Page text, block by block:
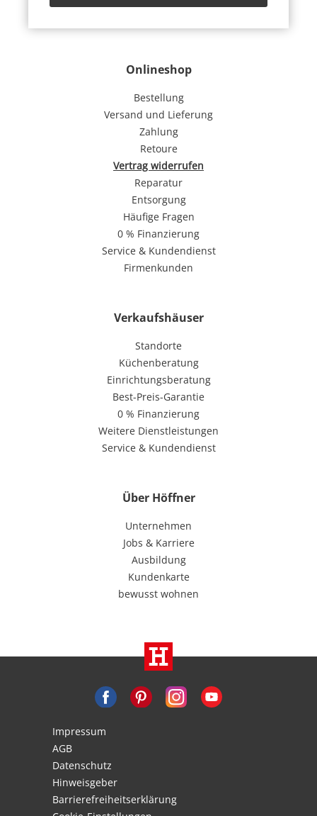
Onlineshop
Bestellung
Versand und Lieferung
Zahlung
Retoure
Vertrag widerrufen
Reparatur
Entsorgung
Häufige Fragen
0 % Finanzierung
Service & Kundendienst
Firmenkunden
Verkaufshäuser
Standorte
Küchenberatung
Einrichtungsberatung
Best-Preis-Garantie
0 % Finanzierung
Weitere Dienstleistungen
Service & Kundendienst
Über Höffner
Unternehmen
Jobs & Karriere
Ausbildung
Kundenkarte
bewusst wohnen
Impressum
AGB
Datenschutz
Hinweisgeber
Barrierefreiheitserklärung